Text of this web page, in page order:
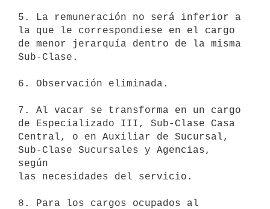
5. La remuneración no será inferior a
la que le correspondiese en el cargo
de menor jerarquía dentro de la misma
Sub-Clase.
6. Observación eliminada.
7. Al vacar se transforma en un cargo
de Especializado III, Sub-Clase Casa
Central, o en Auxiliar de Sucursal,
Sub-Clase Sucursales y Agencias,
según
las necesidades del servicio.
8. Para los cargos ocupados al